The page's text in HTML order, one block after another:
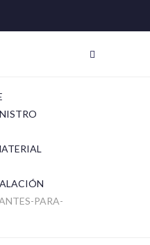
PARA-